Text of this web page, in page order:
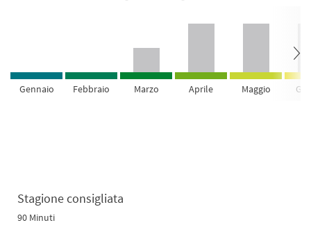
Gennaio Febbraio Marzo Aprile Maggio
Stagione consigliata
90 Minuti